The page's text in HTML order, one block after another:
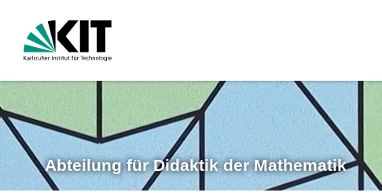
Abteilung für Didaktik der Mathematik